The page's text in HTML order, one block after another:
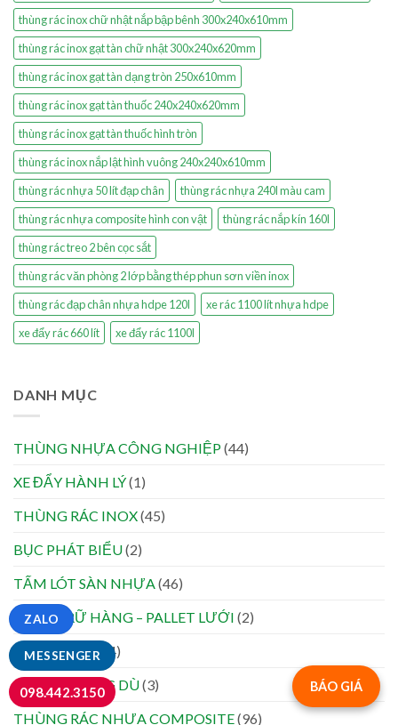
thùng rác inox chữ nhật nắp bập bênh 300x240x610mm
thùng rác inox gạt tàn chữ nhật 300x240x620mm
thùng rác inox gạt tàn dạng tròn 250x610mm
thùng rác inox gạt tàn thuốc 240x240x620mm
thùng rác inox gạt tàn thuốc hình tròn
thùng rác inox nắp lật hình vuông 240x240x610mm
thùng rác nhựa 50 lít đạp chân
thùng rác nhựa 240l màu cam
thùng rác nhựa composite hình con vật
thùng rác nắp kín 160l
thùng rác treo 2 bên cọc sắt
thùng rác văn phòng 2 lớp bằng thép phun sơn viền inox
thùng rác đạp chân nhựa hdpe 120l
xe rác 1100 lít nhựa hdpe
xe đẩy rác 660 lít
xe đẩy rác 1100l
DANH MỤC
THÙNG NHỰA CÔNG NGHIỆP(44)
XE ĐẨY HÀNH LÝ(1)
THÙNG RÁC INOX(45)
BỤC PHÁT BIỂU(2)
TẤM LÓT SÀN NHỰA(46)
LỒNG TRỮ HÀNG – PALLET LƯỚI (2)
XE ĐẨY RÁC(64)
THÙNG ĐỰNG DÙ(3)
THÙNG RÁC NHỰA COMPOSITE(96)
BÁO GIÁ
MESSENGER
ZALO
098.442.3150